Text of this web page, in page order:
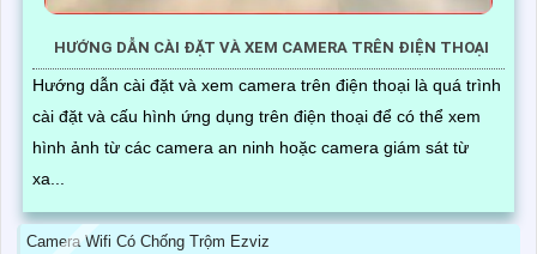
HƯỚNG DẪN CÀI ĐẶT VÀ XEM CAMERA TRÊN ĐIỆN THOẠI
Hướng dẫn cài đặt và xem camera trên điện thoại là quá trình
cài đặt và cấu hình ứng dụng trên điện thoại để có thể xem
hình ảnh từ các camera an ninh hoặc camera giám sát từ
xa...
Camera Wifi Có Chống Trộm Ezviz